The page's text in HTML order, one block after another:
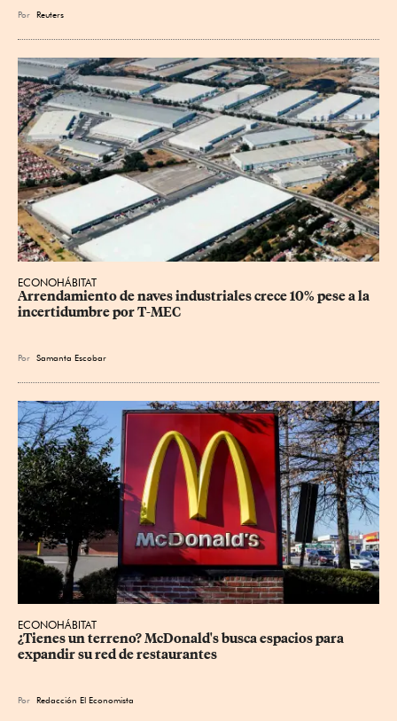
Por Reuters
ECONOHÁBITAT
Arrendamiento de naves industriales crece 10% pese a la
incertidumbre por T-MEC
Por Samanta Escobar
ECONOHÁBITAT
¿Tienes un terreno? McDonald's busca espacios para
expandir su red de restaurantes
Por Redacción El Economista